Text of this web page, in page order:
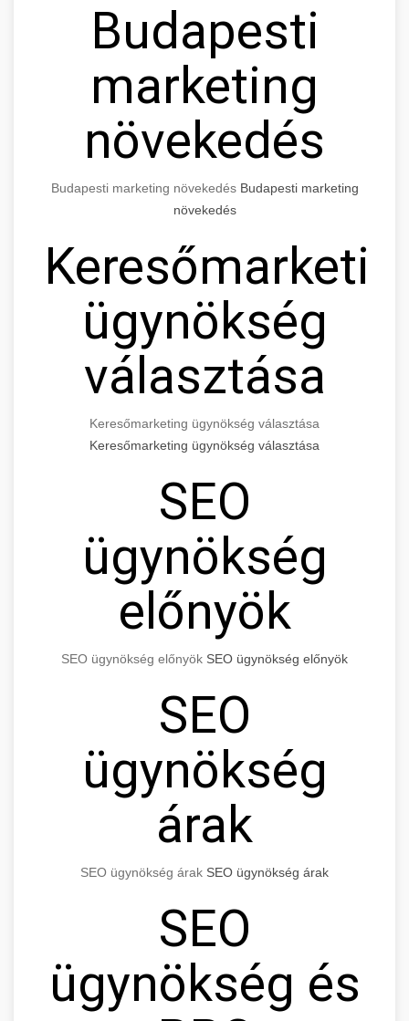
Budapesti
marketing
növekedés
Budapesti marketing növekedésBudapesti marketing
növekedés
ügynökség
választása
Keresőmarketing ügynökség választása
Keresőmarketing ügynökség választása
SEO
ügynökség
előnyök
SEO ügynökség előnyök SEO ügynökség előnyök
SEO
ügynökség
árak
SEO ügynökség árak SEO ügynökség árak
SEO
ügynökség és